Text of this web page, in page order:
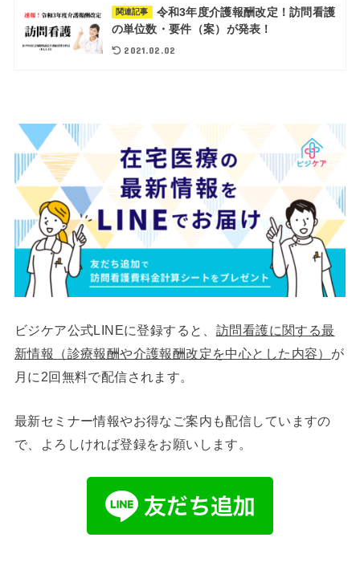
関連記事
令和3年度介護報酬改定！訪問看護
の単位数・要件（案）が発表！
2021.02.02
ビジケア公式LINEに登録すると、 訪問看護に関する最
新情報（診療報酬や介護報酬改定を中心とした内容） が
月に2回無料で配信されます。
最新セミナー情報やお得なご案内も配信していますの
で、よろしければ登録をお願いします。